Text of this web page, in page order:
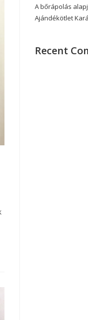
A bőrápolás
Ajándékötlet
Recent